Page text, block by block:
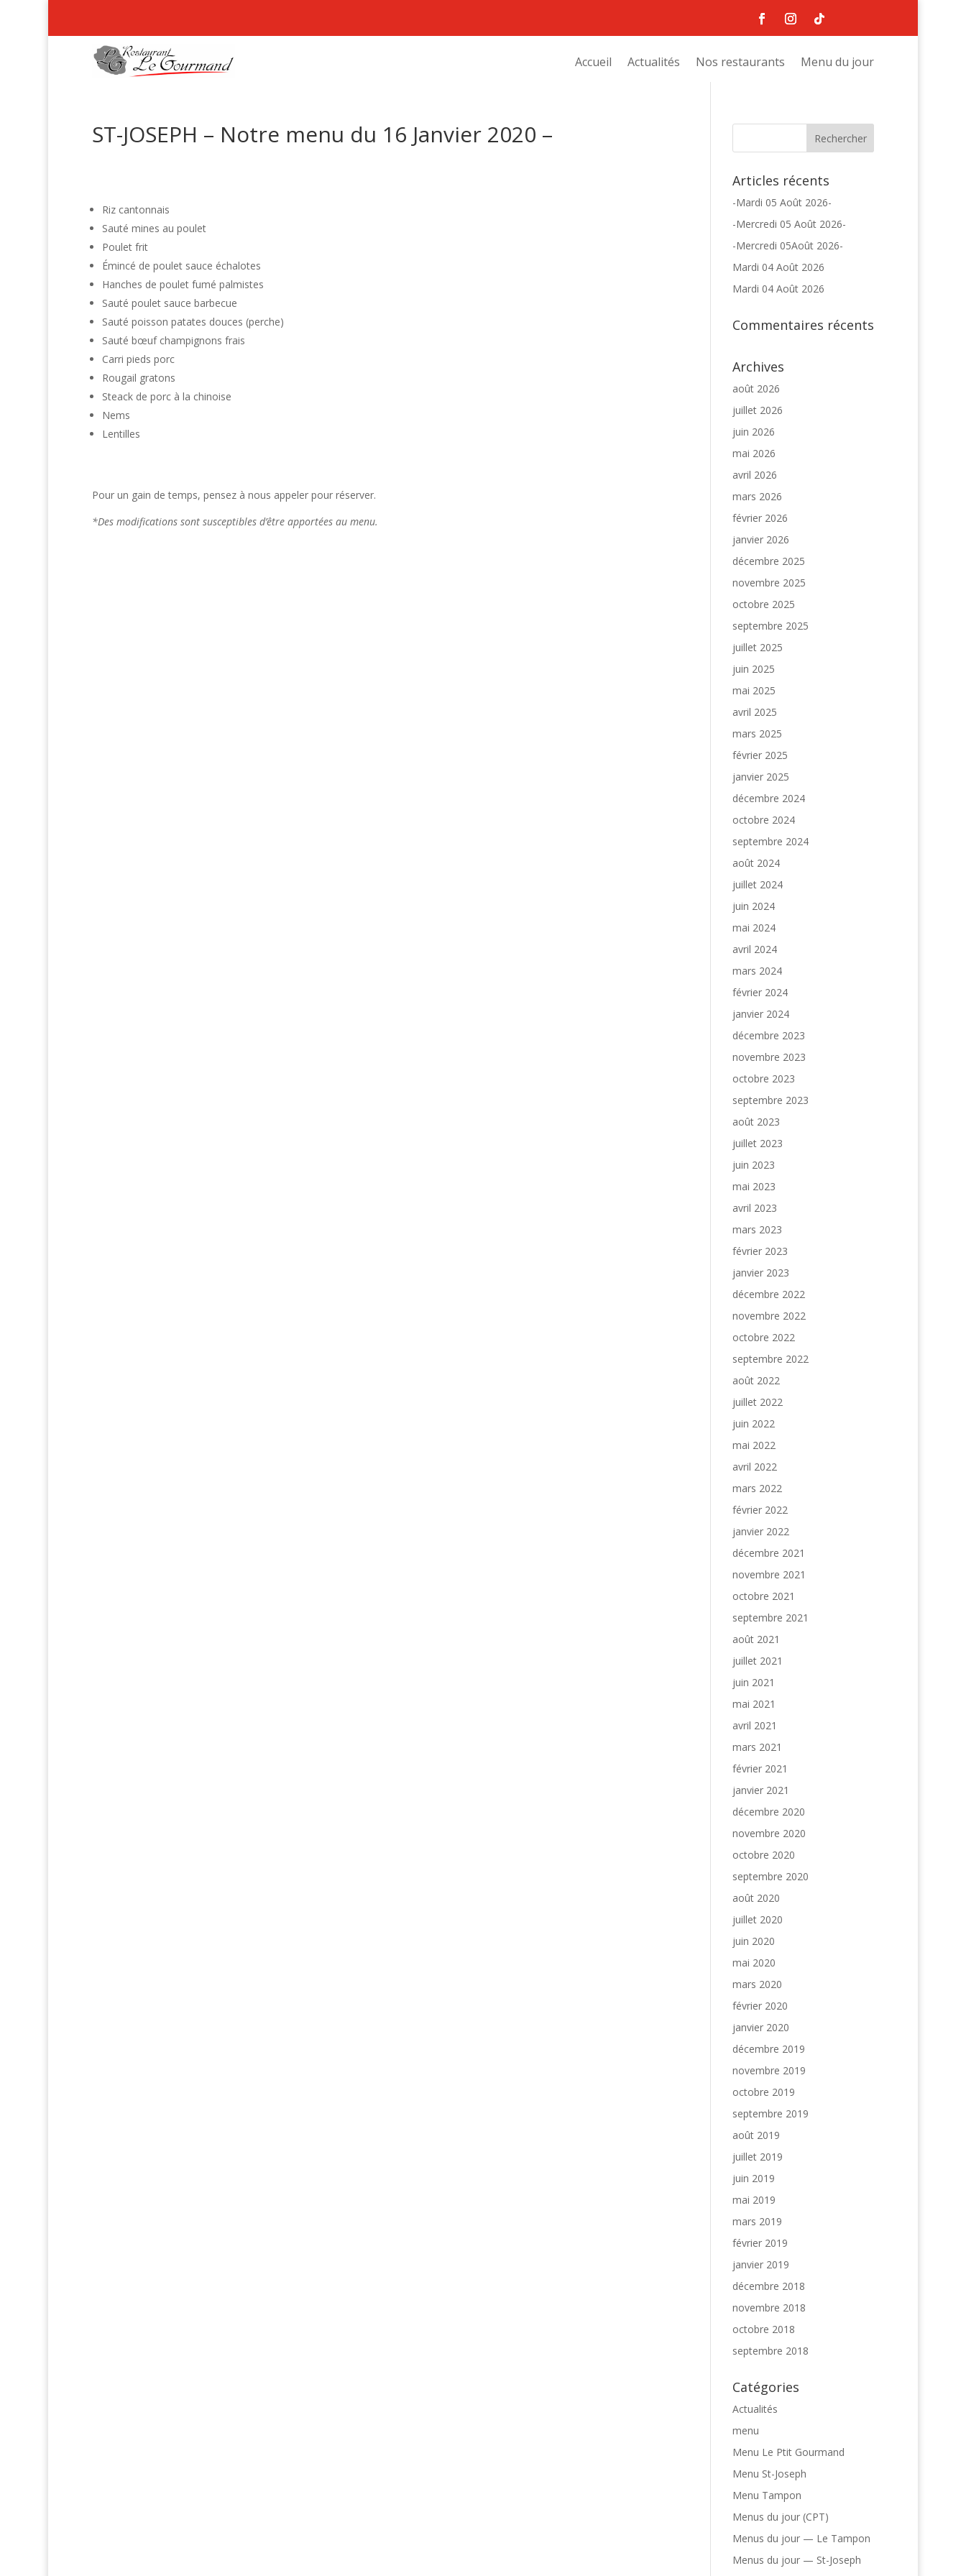
Accueil Actualités Nos restaurants Menu du jour
ST-JOSEPH – Notre menu du 16 Janvier 2020 –
Riz cantonnais
Sauté mines au poulet
Poulet frit
Émincé de poulet sauce échalotes
Hanches de poulet fumé palmistes
Sauté poulet sauce barbecue
Sauté poisson patates douces (perche)
Sauté bœuf champignons frais
Carri pieds porc
Rougail gratons
Steack de porc à la chinoise
Nems
Lentilles
Pour un gain de temps, pensez à nous appeler pour réserver.
*Des modifications sont susceptibles d’être apportées au menu.
Articles récents
-Mardi 05 Août 2026-
-Mercredi 05 Août 2026-
-Mercredi 05Août 2026-
Mardi 04 Août 2026
Mardi 04 Août 2026
Commentaires récents
Archives
août 2026
juillet 2026
juin 2026
mai 2026
avril 2026
mars 2026
février 2026
janvier 2026
décembre 2025
novembre 2025
octobre 2025
septembre 2025
juillet 2025
juin 2025
mai 2025
avril 2025
mars 2025
février 2025
janvier 2025
décembre 2024
octobre 2024
septembre 2024
août 2024
juillet 2024
juin 2024
mai 2024
avril 2024
mars 2024
février 2024
janvier 2024
décembre 2023
novembre 2023
octobre 2023
septembre 2023
août 2023
juillet 2023
juin 2023
mai 2023
avril 2023
mars 2023
février 2023
janvier 2023
décembre 2022
novembre 2022
octobre 2022
septembre 2022
août 2022
juillet 2022
juin 2022
mai 2022
avril 2022
mars 2022
février 2022
janvier 2022
décembre 2021
novembre 2021
octobre 2021
septembre 2021
août 2021
juillet 2021
juin 2021
mai 2021
avril 2021
mars 2021
février 2021
janvier 2021
décembre 2020
novembre 2020
octobre 2020
septembre 2020
août 2020
juillet 2020
juin 2020
mai 2020
mars 2020
février 2020
janvier 2020
décembre 2019
novembre 2019
octobre 2019
septembre 2019
août 2019
juillet 2019
juin 2019
mai 2019
mars 2019
février 2019
janvier 2019
décembre 2018
novembre 2018
octobre 2018
septembre 2018
Catégories
Actualités
menu
Menu Le Ptit Gourmand
Menu St-Joseph
Menu Tampon
Menus du jour (CPT)
Menus du jour — Le Tampon
Menus du jour — St-Joseph